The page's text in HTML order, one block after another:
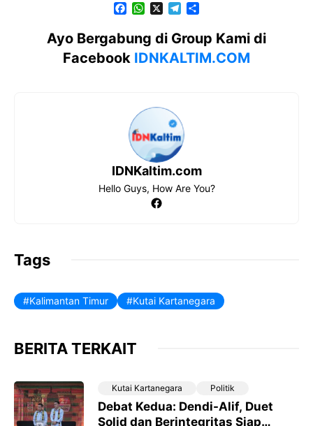
F
c
e
b
W
a
t
s
X
T
l
e
g
a
r
e
Ayo Bergabung di Group Kami di
Facebook IDNKALTIM.COM
IDNKaltim.com
Hello Guys, How Are You?
Facebook
Tags
Kalimantan Timur Kutai Kartanegara
BERITA TERKAIT
Kutai Kartanegara Politik
Debat Kedua: Dendi-Alif, Duet
Solid dan Berintegritas Siap